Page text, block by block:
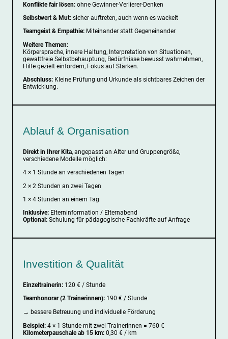
Konflikte fair lösen: ohne Gewinner-Verlierer-Denken
Selbstwert & Mut: sicher auftreten, auch wenn es wackelt
Teamgeist & Empathie: Miteinander statt Gegeneinander
Weitere Themen:
Körpersprache, innere Haltung, Interpretation von Situationen,
gewaltfreie Selbstbehauptung, Bedürfnisse bewusst wahrnehmen,
Hilfe gezielt einfordern, Fokus auf Stärken.
Abschluss: Kleine Prüfung und Urkunde als sichtbares Zeichen der
Entwicklung.
Ablauf & Organisation
Direkt in Ihrer Kita, angepasst an Alter und Gruppengröße,
verschiedene Modelle möglich:
4 × 1 Stunde an verschiedenen Tagen
2 × 2 Stunden an zwei Tagen
1 × 4 Stunden an einem Tag
Inklusive: Elterninformation / Elternabend
Optional: Schulung für pädagogische Fachkräfte auf Anfrage
Investition & Qualität
Einzeltrainerin: 120 € / Stunde
Teamhonorar (2 Trainerinnen): 190 € / Stunde
→ bessere Betreuung und individuelle Förderung
Beispiel: 4 × 1 Stunde mit zwei Trainerinnen = 760 €
Kilometerpauschale ab 15 km: 0,30 € / km